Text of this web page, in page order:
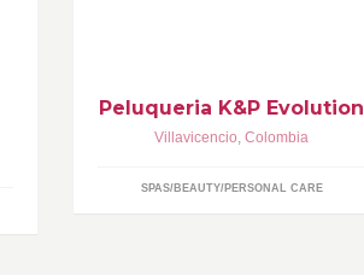
Peluqueria K&P Evolution
Villavicencio,Colombia
SPAS/BEAUTY/PERSONAL CARE